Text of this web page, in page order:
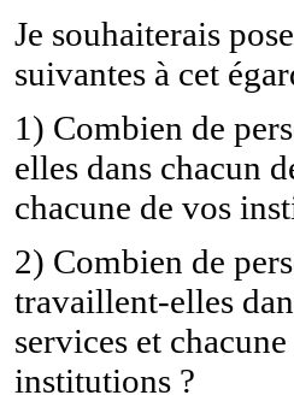
Je souhaiterais
suivantes à cet
1) Combien de
elles dans chacun
chacune de vos
2) Combien de
travaillent-elles
services et
institutions ?